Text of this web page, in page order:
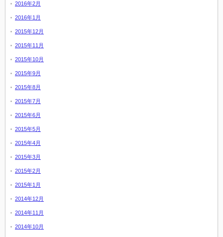
2016年2月
2016年1月
2015年12月
2015年11月
2015年10月
2015年9月
2015年8月
2015年7月
2015年6月
2015年5月
2015年4月
2015年3月
2015年2月
2015年1月
2014年12月
2014年11月
2014年10月